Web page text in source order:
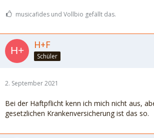
musicafides und Vollbio gefällt das.
H+F
Schüler
2. September 2021
Bei der Haftpflicht kenn ich mich nicht aus,
gesetzlichen Krankenversicherung ist das so.